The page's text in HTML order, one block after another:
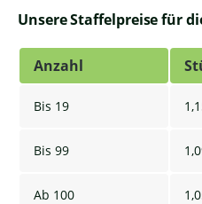
Unsere Staffelpreise für
Anzahl
Bis 19
Bis 99
Ab 100